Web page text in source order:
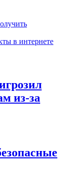
в интернете
из-за